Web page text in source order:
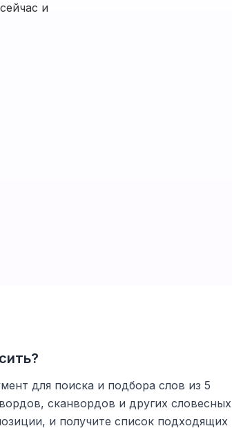
и
для поиска и подбора слов из 5
сканвордов и других словесных
и получите список подходящих